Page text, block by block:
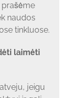
prašėme
naudos
tinkluose.
laimėti
jeigu